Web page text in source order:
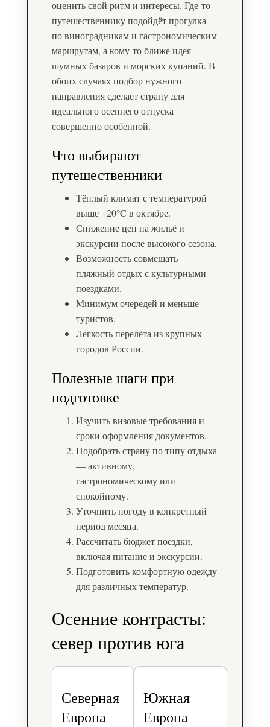
оценить свой ритм и интересы. Где-то
путешественнику подойдёт прогулка
по виноградникам и гастрономическим
маршрутам, а кому-то ближе идея
шумных базаров и морских купаний. В
обоих случаях подбор нужного
направления сделает страну для
идеального осеннего отпуска
совершенно особенной.
Что выбирают
путешественники
Тёплый климат с температурой
выше +20°C в октябре.
Снижение цен на жильё и
экскурсии после высокого сезона.
Возможность совмещать
пляжный отдых с культурными
поездками.
Минимум очередей и меньше
туристов.
Легкость перелёта из крупных
городов России.
Полезные шаги при
подготовке
Изучить визовые требования и
сроки оформления документов.
Подобрать страну по типу отдыха
— активному,
гастрономическому или
спокойному.
Уточнить погоду в конкретный
период месяца.
Рассчитать бюджет поездки,
включая питание и экскурсии.
Подготовить комфортную одежду
для различных температур.
Осенние контрасты:
север против юга
Северная
Европа
Южная
Европа